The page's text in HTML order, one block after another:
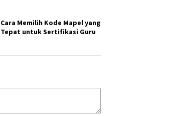
Cara Memilih Kode Mapel yang
Tepat untuk Sertifikasi Guru